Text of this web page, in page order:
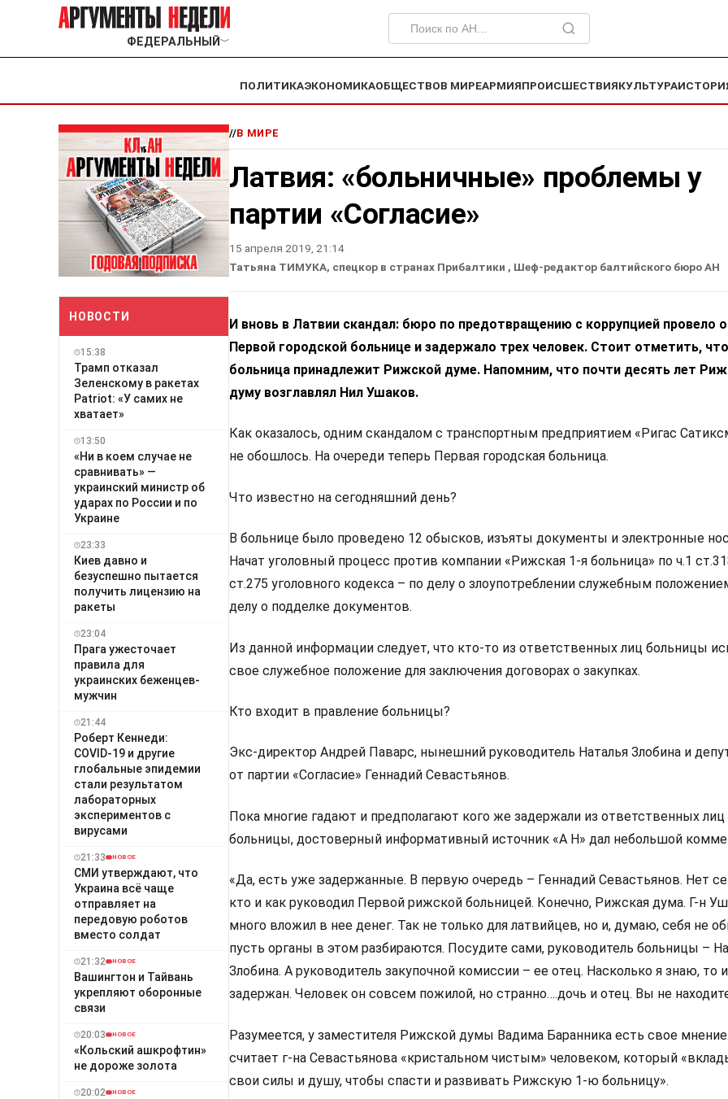
ФЕДЕРАЛЬНЫЙ ﹀
ПОЛИТИКАЭКОНОМИКАОБЩЕСТВОВ МИРЕАРМИЯПРОИСШЕСТВИЯКУЛЬТУРА
НОВОСТИ
15:38
Трамп отказал
Зеленскому в ракетах
Patriot: «У самих не
хватает»
13:50
«Ни в коем случае не
сравнивать» —
украинский министр об
ударах по России и по
Украине
23:33
Киев давно и
безуспешно пытается
получить лицензию на
ракеты
23:04
Прага ужесточает
правила для
украинских беженцев-
мужчин
21:44
Роберт Кеннеди:
COVID-19 и другие
глобальные эпидемии
стали результатом
лабораторных
экспериментов с
вирусами
21:33 НОВОЕ
СМИ утверждают, что
Украина всё чаще
отправляет на
передовую роботов
вместо солдат
21:32 НОВОЕ
Вашингтон и Тайвань
укрепляют оборонные
связи
20:03 НОВОЕ
«Кольский ашкрофтин»
не дороже золота
20:02 НОВОЕ
//В МИРЕ
Латвия: «больничные» проблемы у
партии «Согласие»
15 апреля 2019, 21:14
Татьяна ТИМУКА, спецкор в странах Прибалтики , Шеф-редактор балтийского бюро АН
И вновь в Латвии скандал: бюро по предотвращению с коррупцией провело
Первой городской больнице и задержало трех человек. Стоит отметить,
больница принадлежит Рижской думе. Напомним, что почти десять лет
думу возглавлял Нил Ушаков.
Как оказалось, одним скандалом с транспортным предприятием «Ригас
не обошлось. На очереди теперь Первая городская больница.
Что известно на сегодняшний день?
В больнице было проведено 12 обысков, изъяты документы и электронные
Начат уголовный процесс против компании «Рижская 1-я больница» по ч.1
ст.275 уголовного кодекса – по делу о злоупотреблении служебным
делу о подделке документов.
Из данной информации следует, что кто-то из ответственных лиц больницы
свое служебное положение для заключения договорах о закупках.
Кто входит в правление больницы?
Экс-директор Андрей Паварс, нынешний руководитель Наталья Злобина и
от партии «Согласие» Геннадий Севастьянов.
Пока многие гадают и предполагают кого же задержали из ответственных лиц
больницы, достоверный информативный источник «А Н» дал небольшой
«Да, есть уже задержанные. В первую очередь – Геннадий Севастьянов. Нет
кто и как руководил Первой рижской больницей. Конечно, Рижская дума. Г-н
много вложил в нее денег. Так не только для латвийцев, но и, думаю, себя не
пусть органы в этом разбираются. Посудите сами, руководитель больницы –
Злобина. А руководитель закупочной комиссии – ее отец. Насколько я знаю, то
задержан. Человек он совсем пожилой, но странно….дочь и отец. Вы не
Разумеется, у заместителя Рижской думы Вадима Баранника есть свое
считает г-на Севастьянова «кристальном чистым» человеком, который
свои силы и душу, чтобы спасти и развивать Рижскую 1-ю больницу».